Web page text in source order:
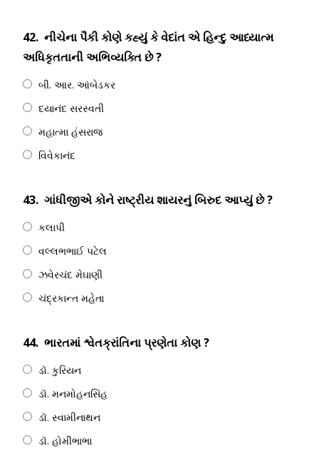
42. નીચેના પૈકી કોણે કહ્યું કે વેદાંત એ હિન્દુ આધ્યાત્મ
અધિકૃતતાની અભિવ્યક્તિ છે ?
બી. આર. આંબેડકર
દયાનંદ સરસ્વતી
મહાત્મા હંસરાજ
વિવેકાનંદ
43. ગાંધીજીએ કોને રાષ્ટ્રીય શાયરનું બિરુદ આપ્યું છે ?
કલાપી
વલ્લભભાઈ પટેલ
ઝવેરચંદ મેઘાણી
ચંદ્રકાન્ત મહેતા
44. ભારતમાં શ્વેતક્રાંતિના પ્રણેતા કોણ ?
ડૉ. કુરિયન
ડૉ. મનમોહનસિંહ
ડૉ. સ્વામીનાથન
ડૉ. હોમીભાભા